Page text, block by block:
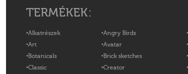
TERMÉKEK:
Alkatrészek
Art
Botanicals
Classic
Angry Birds
Avatar
Brick sketches
Creator